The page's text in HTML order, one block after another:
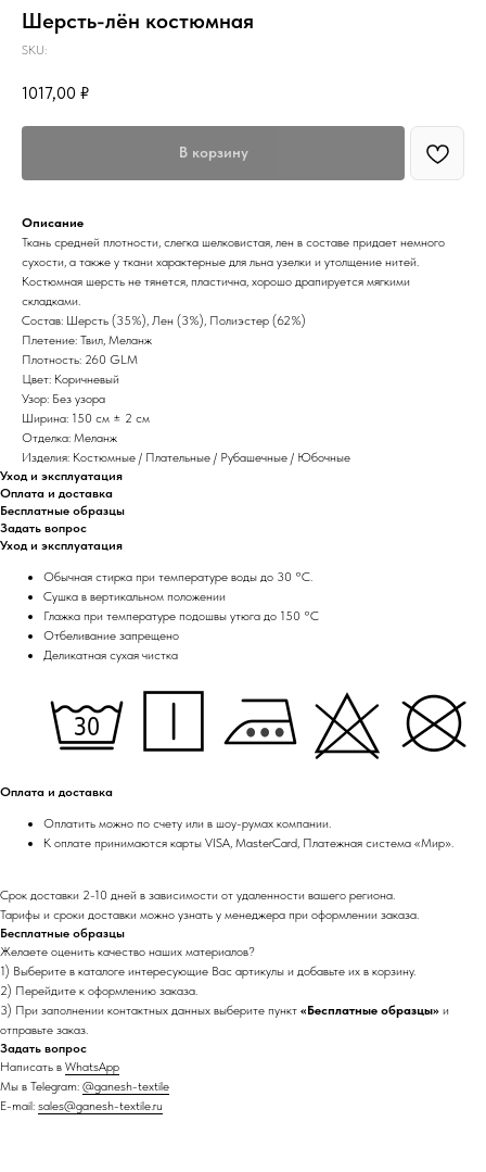
Шерсть-лён костюмная
SKU:
1017,00 ₽
В корзину
Описание
Ткань средней плотности, слегка шелковистая, лен в составе придает немного
сухости, а также у ткани характерные для льна узелки и утолщение нитей.
Костюмная шерсть не тянется, пластична, хорошо драпируется мягкими
складками.
Состав: Шерсть (35%), Лен (3%), Полиэстер (62%)
Плетение: Твил, Меланж
Плотность: 260 GLM
Цвет: Коричневый
Узор: Без узора
Ширина: 150 см ± 2 см
Отделка: Меланж
Изделия: Костюмные / Плательные / Рубашечные / Юбочные
Уход и эксплуатация
Оплата и доставка
Бесплатные образцы
Задать вопрос
Уход и эксплуатация
Обычная стирка при температуре воды до 30 °C.
Сушка в вертикальном положении
Глажка при температуре подошвы утюга до 150 °C
Отбеливание запрещено
Деликатная сухая чистка
Оплата и доставка
Оплатить можно по счету или в шоу-румах компании.
К оплате принимаются карты VISA, MasterCard, Платежная система «Мир».
Срок доставки 2-10 дней в зависимости от удаленности вашего региона.
Тарифы и сроки доставки можно узнать у менеджера при оформлении заказа.
Бесплатные образцы
Желаете оценить качество наших материалов?
1) Выберите в каталоге интересующие Вас артикулы и добавьте их в корзину.
2) Перейдите к оформлению заказа.
3) При заполнении контактных данных выберите пункт «Бесплатные образцы» и
отправьте заказ.
Задать вопрос
Написать в WhatsApp
Мы в Telegram: @ganesh-textile
E-mail: sales@ganesh-textile.ru